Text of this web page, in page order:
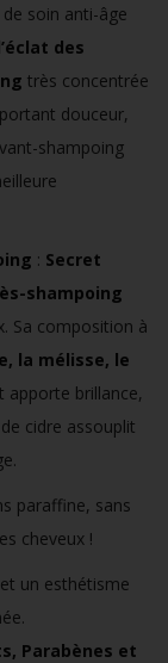
de soin anti-âge
des
très concentrée
douceur,
shampoing
: Secret
shampoing
Sa composition à
la mélisse, le
apporte brillance,
cidre assouplit
paraffine, sans
cheveux !
un esthétisme
Parabènes et